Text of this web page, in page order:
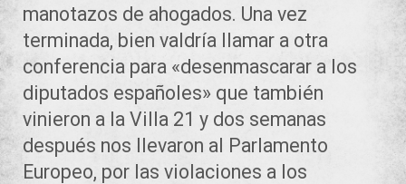
manotazos de ahogados. Una vez
terminada, bien valdría llamar a otra
conferencia para «desenmascarar a los
diputados españoles» que también
vinieron a la Villa 21 y dos semanas
después nos llevaron al Parlamento
Europeo, por las violaciones a los